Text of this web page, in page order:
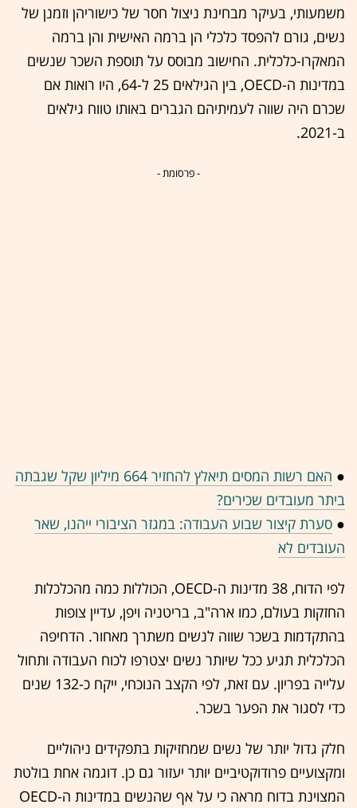
משמעותי, בעיקר מבחינת ניצול חסר של כישוריהן וזמנן של
נשים, גורם להפסד כלכלי הן ברמה האישית והן ברמה
המאקרו-כלכלית. החישוב מבוסס על תוספת השכר שנשים
במדינות ה-OECD, בין הגילאים 25 ל-64, היו רואות אם
שכרם היה שווה לעמיתיהם הגברים באותו טווח גילאים
ב-2021.
- פרסומת -
●
האם רשות המסים תיאלץ להחזיר 664 מיליון שקל שגבתה
ביתר מעובדים שכירים?
● סערת קיצור שבוע העבודה: במגזר הציבורי ייהנו, שאר
העובדים לא
לפי הדוח, 38 מדינות ה-OECD, הכוללות כמה מהכלכלות
החזקות בעולם, כמו ארה"ב, בריטניה ויפן, עדיין צופות
בהתקדמות בשכר שווה לנשים משתרך מאחור. הדחיפה
הכלכלית תגיע ככל שיותר נשים יצטרפו לכוח העבודה ותחול
עלייה בפריון. עם זאת, לפי הקצב הנוכחי, ייקח כ-132 שנים
כדי לסגור את הפער בשכר.
חלק גדול יותר של נשים שמחזיקות בתפקידים ניהוליים
ומקצועיים פרודוקטיביים יותר יעזור גם כן. דוגמה אחת בולטת
המצוינת בדוח מראה כי על אף שהנשים במדינות ה-OECD